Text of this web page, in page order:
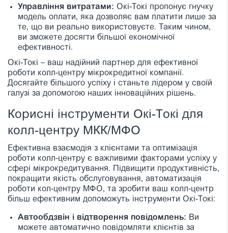
Управління витратами: Окі-Токі пропонує гнучку
модель оплати, яка дозволяє вам платити лише за
те, що ви реально використовуєте. Таким чином,
ви зможете досягти більшої економічної
ефективності.
Окі-Токі – ваш надійний партнер для ефективної
роботи колл-центру мікрокредитної компанії.
Досягайте більшого успіху і станьте лідером у своїй
галузі за допомогою наших інноваційних рішень.
Корисні інструменти Окі-Токі для
колл-центру МКК/МФО
Ефективна взаємодія з клієнтами та оптимізація
роботи колл-центру є важливими факторами успіху у
сфері мікрокредитування. Підвищити продуктивність,
покращити якість обслуговування, автоматизація
роботи кол-центру МФО, та зробити ваш колл-центр
більш ефективним допоможуть інструменти Окі-Токі:
Автообдзвін і відтворення повідомлень: Ви
можете автоматично повідомляти клієнтів за